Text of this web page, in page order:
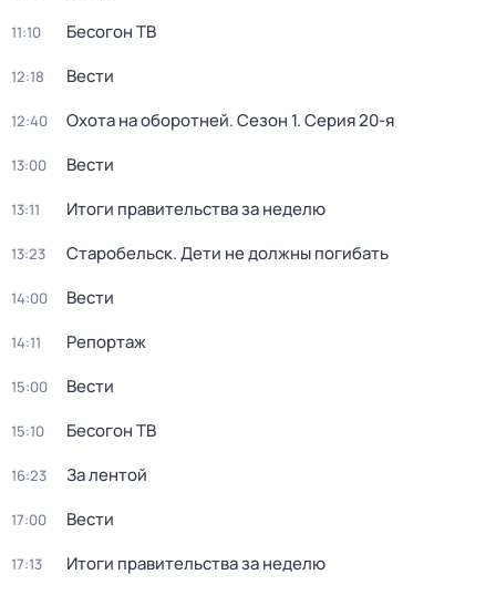
11:10 Бесогон ТВ
12:18 Вести
12:40 Охота на оборотней. Сезон 1. Серия 20-я
13:00 Вести
13:11 Итоги правительства за неделю
13:23 Старобельск. Дети не должны погибать
14:00 Вести
14:11 Репортаж
15:00 Вести
15:10 Бесогон ТВ
16:23 За лентой
17:00 Вести
17:13 Итоги правительства за неделю